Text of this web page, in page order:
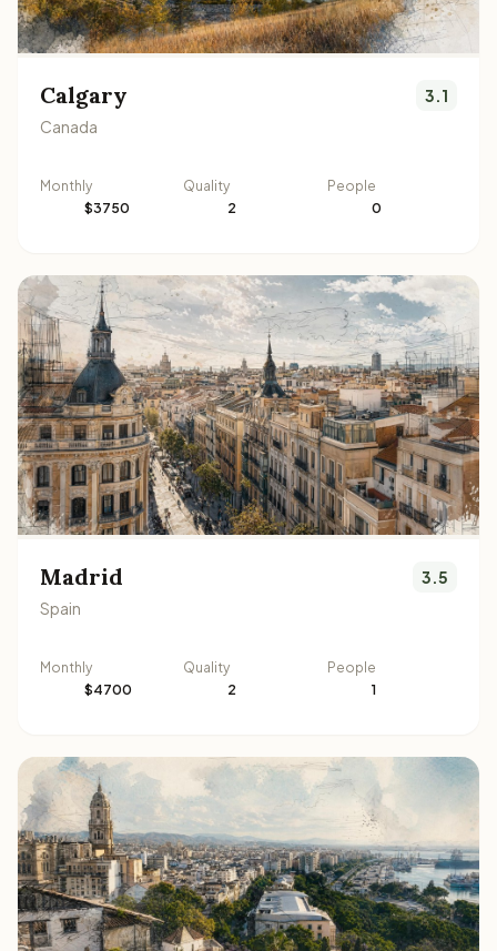
Calgary
Canada
3.1
Monthly
$3750
Quality
2
People
0
Madrid
Spain
3.5
Monthly
$4700
Quality
2
People
1